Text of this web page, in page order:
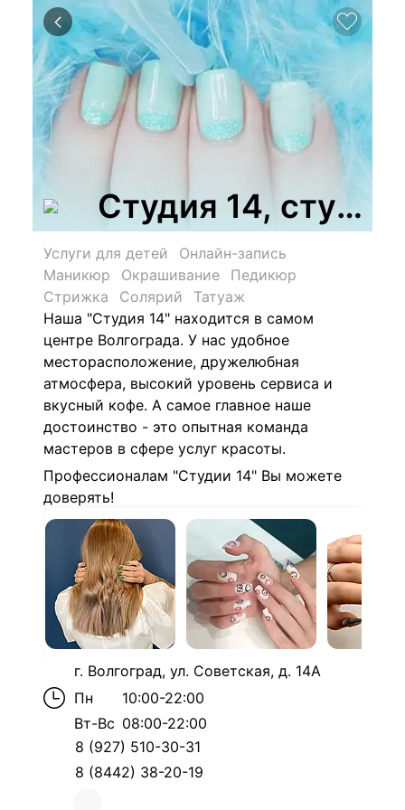
Студия 14,
Услуги для детей
Онлайн-запись
Маникюр
Окрашивание
Педикюр
Стрижка
Солярий
Татуаж
Наша "Студия 14" находится в самом
центре Волгограда. У нас удобное
месторасположение, дружелюбная
атмосфера, высокий уровень сервиса и
вкусный кофе. А самое главное наше
достоинство - это опытная команда
мастеров в сфере услуг красоты.
Профессионалам "Студии 14" Вы можете
доверять!
г. Волгоград, ул. Советская, д. 14А
Пн
10:00-22:00
Вт-Вс 08:00-22:00
8 (927) 510-30-31
8 (8442) 38-20-19